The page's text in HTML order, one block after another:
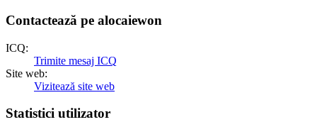
Contactează pe alocaiewon
ICQ:
Trimite mesaj ICQ
Site web:
Vizitează site web
Statistici utilizator